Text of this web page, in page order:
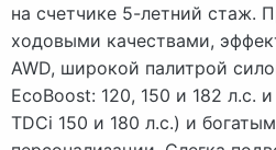
на счетчике 5-летний стаж.
ходовыми качествами,
AWD, широкой палитрой
EcoBoost: 120, 150 и 182 л.с.
TDCi 150 и 180 л.с.) и